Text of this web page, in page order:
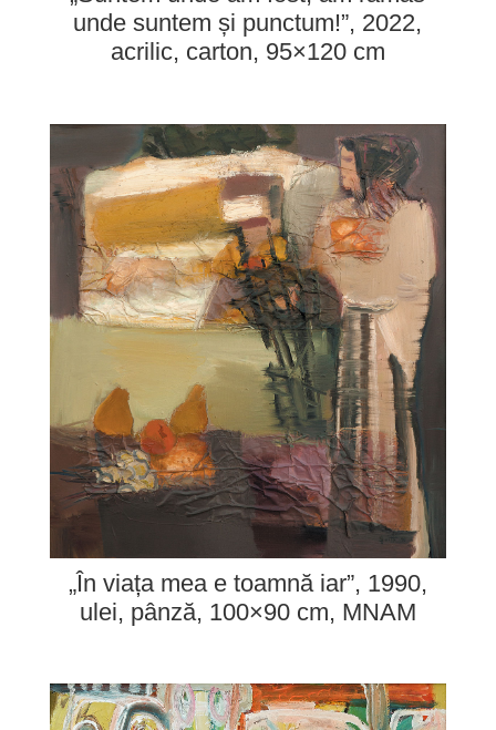
unde suntem și punctum!”, 2022,
acrilic, carton, 95×120 cm
„În viața mea e toamnă iar”, 1990,
ulei, pânză, 100×90 cm, MNAM